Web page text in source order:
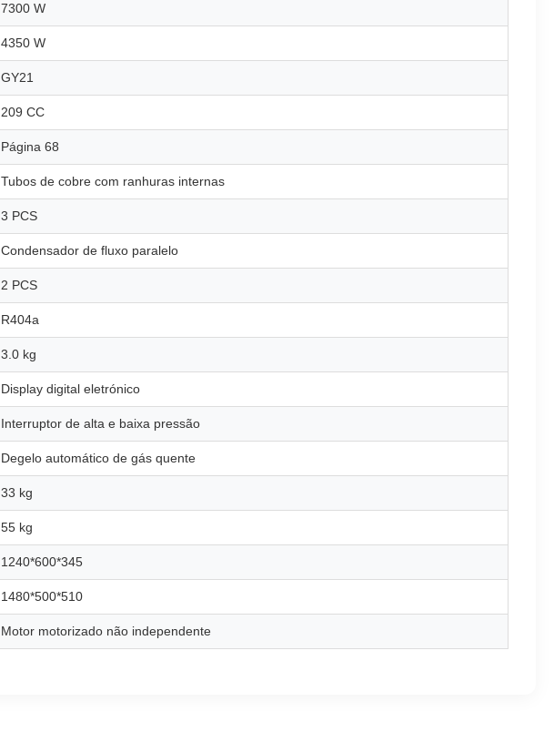
7300 W
4350 W
GY21
209 CC
Página 68
Tubos de cobre com ranhuras internas
3 PCS
Condensador de fluxo paralelo
2 PCS
R404a
3.0 kg
Display digital eletrónico
Interruptor de alta e baixa pressão
Degelo automático de gás quente
33 kg
55 kg
1240*600*345
1480*500*510
Motor motorizado não independente